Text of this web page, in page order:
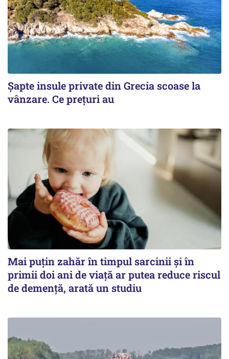
Șapte insule private din Grecia scoase la
vânzare. Ce prețuri au
Mai puțin zahăr în timpul sarcinii și în
primii doi ani de viață ar putea reduce riscul
de demență, arată un studiu